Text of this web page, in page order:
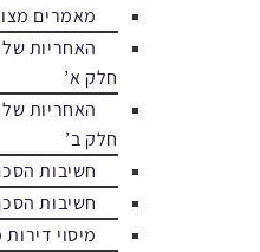
מאמרים
האחריות
חלק א’
האחריות
חלק ב’
חשיבות
חשיבות
מיסוי